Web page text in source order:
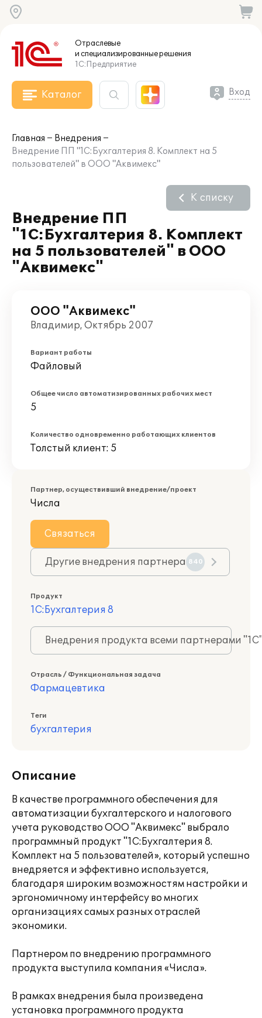
Отраслевые
и специализированныерешения
1С:Предприятие
Каталог Вход
Главная
Внедрения
Внедрение ПП "1С:Бухгалтерия 8. Комплект на 5
пользователей" в ООО "Аквимекс"
Внедрение ПП
"1С:Бухгалтерия 8. Комплект
на 5 пользователей" в ООО
"Аквимекс"
К списку
ООО "Аквимекс"
Владимир, Октябрь 2007
Вариант работы
Файловый
Общее число автоматизированных рабочих мест
5
Количество одновременно работающих клиентов
Толстый клиент: 5
Партнер, осуществивший внедрение/проект
Числа
Связаться
Другие внедрения партнера 840
Продукт
1С:Бухгалтерия 8
Внедрения продукта всеми партнерами
Отрасль / Функциональная задача
Фармацевтика
Теги
бухгалтерия
Описание
В качестве программного обеспечения для
автоматизации бухгалтерского и налогового
учета руководство ООО "Аквимекс" выбрало
программный продукт "1С:Бухгалтерия 8.
Комплект на 5 пользователей», который успешно
внедряется и эффективно используется,
благодаря широким возможностям настройки и
эргономичному интерфейсу во многих
организациях самых разных отраслей
экономики.
Партнером по внедрению программного
продукта выступила компания «Числа».
В рамках внедрения была произведена
установка программного продукта